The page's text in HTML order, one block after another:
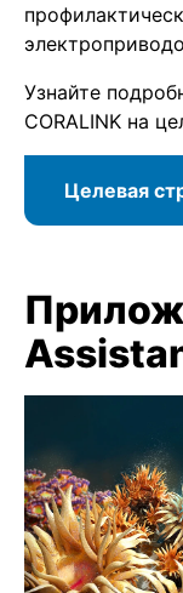
Узнайте
CORALINK на
Целевая